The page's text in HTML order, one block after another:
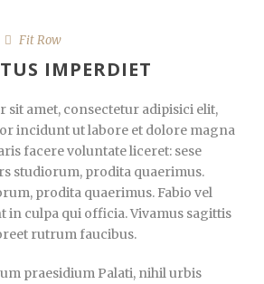
Fit Row
IMPERDIET
sit amet, consectetur adipisici elit,
incidunt ut labore et dolore magna
facere voluntate liceret: sese
studiorum, prodita quaerimus.
prodita quaerimus. Fabio vel
in culpa qui officia. Vivamus sagittis
rutrum faucibus.
praesidium Palati, nihil urbis